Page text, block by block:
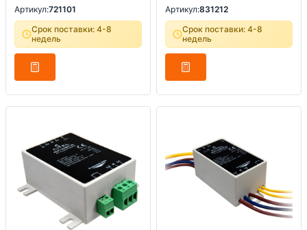
Артикул:721101
Срок поставки: 4-8
недель
Артикул:831212
Срок поставки: 4-8
недель